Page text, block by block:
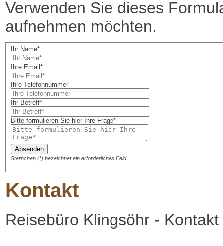
Verwenden Sie dieses
aufnehmen möchten.
Ihr Name*
Ihre Email*
Ihre Telefonnummer
Ihr Betreff*
Bitte formulieren Sie hier Ihre Frage*
Sternchen (*) bezeichnet ein erforderliches Feld.
Kontakt
Reisebüro Klingsöhr - Kontakt